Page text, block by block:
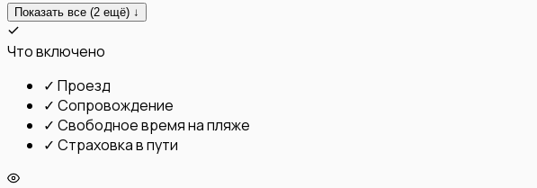
Показать все (2 ещё) ↓
Что включено
✓ Проезд
✓ Сопровождение
✓ Свободное время на пляже
✓ Страховка в пути